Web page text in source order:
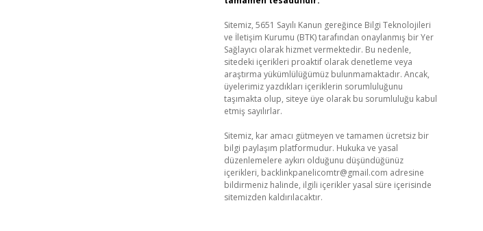
Sitemiz, 5651 Sayılı Kanun gereğince Bilgi Teknolojileri
ve İletişim Kurumu (BTK) tarafından onaylanmış bir Yer
Sağlayıcı olarak hizmet vermektedir. Bu nedenle,
sitedeki içerikleri proaktif olarak denetleme veya
araştırma yükümlülüğümüz bulunmamaktadır. Ancak,
üyelerimiz yazdıkları içeriklerin sorumluluğunu
taşımakta olup, siteye üye olarak bu sorumluluğu kabul
etmiş sayılırlar.
Sitemiz, kar amacı gütmeyen ve tamamen ücretsiz bir
bilgi paylaşım platformudur. Hukuka ve yasal
düzenlemelere aykırı olduğunu düşündüğünüz
içerikleri, backlinkpanelicomtr@gmail.com adresine
bildirmeniz halinde, ilgili içerikler yasal süre içerisinde
sitemizden kaldırılacaktır.